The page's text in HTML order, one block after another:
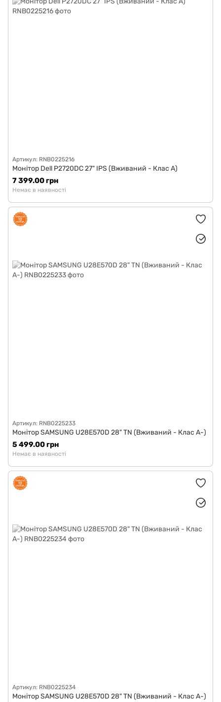
Артикул: RNB0225216
Монітор Dell P2720DC 27" IPS (Вживаний - Клас A)
7 399.00 грн
Немає в наявності
Артикул: RNB0225233
Монітор SAMSUNG U28E570D 28" TN (Вживаний - Клас A-)
5 499.00 грн
Немає в наявності
Артикул: RNB0225234
Монітор SAMSUNG U28E570D 28" TN (Вживаний - Клас A-)